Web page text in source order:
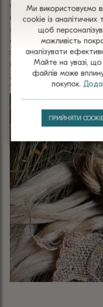
повітропроникності, що
найспекотнішу погоду і
літнього одягу. Вони
екологічністю, міцністю
зберігають свою форму.
схильність до зминання,
догляді, оскільки можуть
"заморський" вигляд.
Ми використовуємо
сооkіе із
щоб
можливість
аналізувати
Майте на увазі, що
файлів може
покупок.
ПРИЙНЯТИ